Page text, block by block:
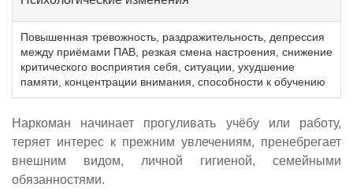
Повышенная тревожность, раздражительность, депрессия
между приёмами ПАВ, резкая смена настроения, снижение
критического восприятия себя, ситуации, ухудшение
памяти, концентрации внимания, способности к обучению
Наркоман начинает прогуливать учёбу или работу,
теряет интерес к прежним увлечениям, пренебрегает
внешним видом, личной гигиеной, семейными
обязанностями.